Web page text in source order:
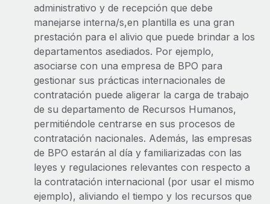
administrativo y de recepción que debe
manejarse interna/s,en plantilla es una gran
prestación para el alivio que puede brindar a los
departamentos asediados. Por ejemplo,
asociarse con una empresa de BPO para
gestionar sus prácticas internacionales de
contratación puede aligerar la carga de trabajo
de su departamento de Recursos Humanos,
permitiéndole centrarse en sus procesos de
contratación nacionales. Además, las empresas
de BPO estarán al día y familiarizadas con las
leyes y regulaciones relevantes con respecto a
la contratación internacional (por usar el mismo
ejemplo), aliviando el tiempo y los recursos que